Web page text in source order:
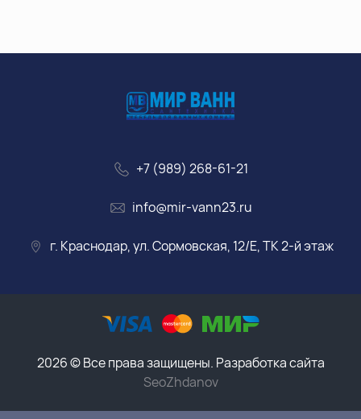
+7 (989) 268-61-21
info@mir-vann23.ru
г. Краснодар, ул. Сормовская, 12/Е, ТК 2-й этаж
2026 © Все права защищены. Разработка сайта
SeoZhdanov